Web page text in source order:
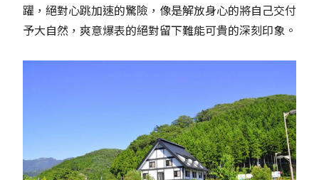
躍，絕對心跳加速的驚險，像是解放身心的將自己交付
予大自然，爽意爆表的絕對留下難能可貴的深刻印象。